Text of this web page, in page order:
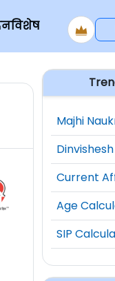
Majhi
Dinvishesh
Current
Age
SIP